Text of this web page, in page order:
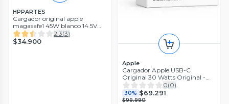
HPPARTES
Cargador original apple
magasafe1 45W blanco 14.5V
3.1A
2.3(3)
$34.900
Apple
Cargador Apple USB-C
Original 30 Watts Original -
MW2G3CI
0(0)
30% $69.291
$99.990